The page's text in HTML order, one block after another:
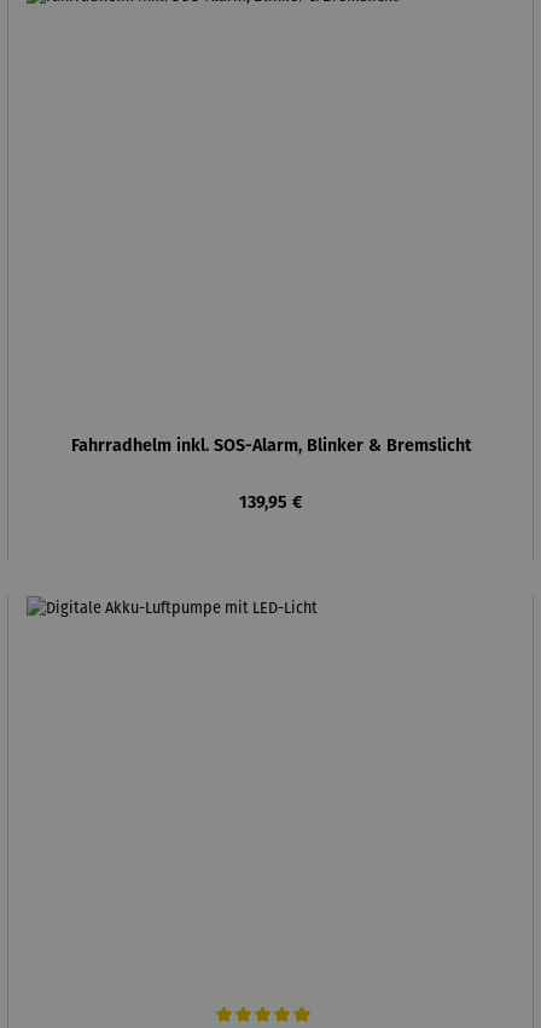
Fahrradhelm inkl. SOS-Alarm, Blinker & Bremslicht
Regulärer Preis:
139,95 €